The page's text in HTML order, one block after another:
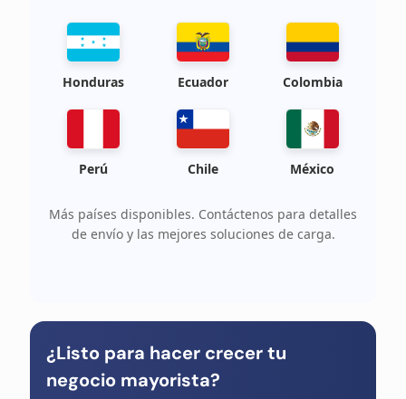
Honduras Ecuador Colombia
Perú Chile México
Más países disponibles. Contáctenos para detalles
de envío y las mejores soluciones de carga.
¿Listo para hacer crecer tu
negocio mayorista?